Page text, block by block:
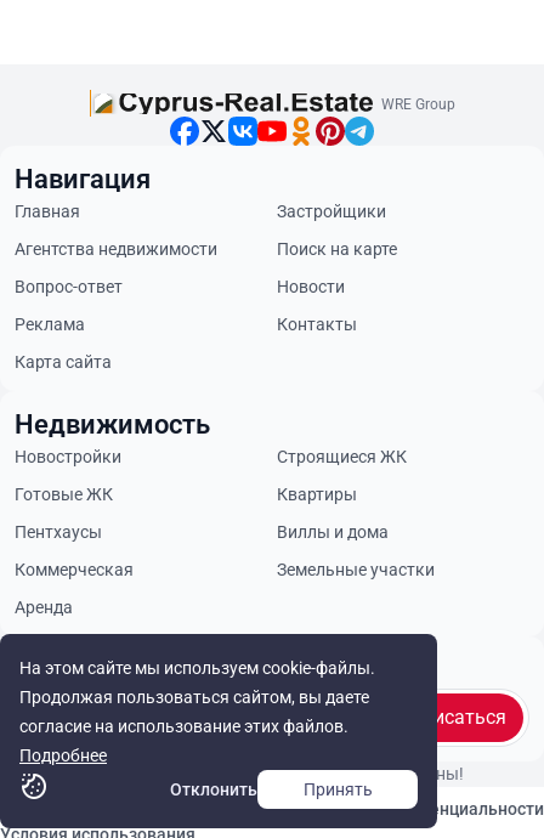
На этом сайте мы используем cookie-файлы.
Продолжая пользоваться сайтом, вы даете
согласие на использование этих файлов.
Подробнее
Отклонить
Принять
WRE Group
Будьте в курсе
Подписаться
Навигация
Главная
Застройщики
Агентства недвижимости
Поиск на карте
Вопрос-ответ
Новости
Реклама
Контакты
Карта сайта
Недвижимость
Новостройки
Строящиеся ЖК
Готовые ЖК
Квартиры
Пентхаусы
Виллы и дома
Коммерческая
Земельные участки
Аренда
© Cyprus Realestate 2026. Все права защищены!
Политика конфиденциальности